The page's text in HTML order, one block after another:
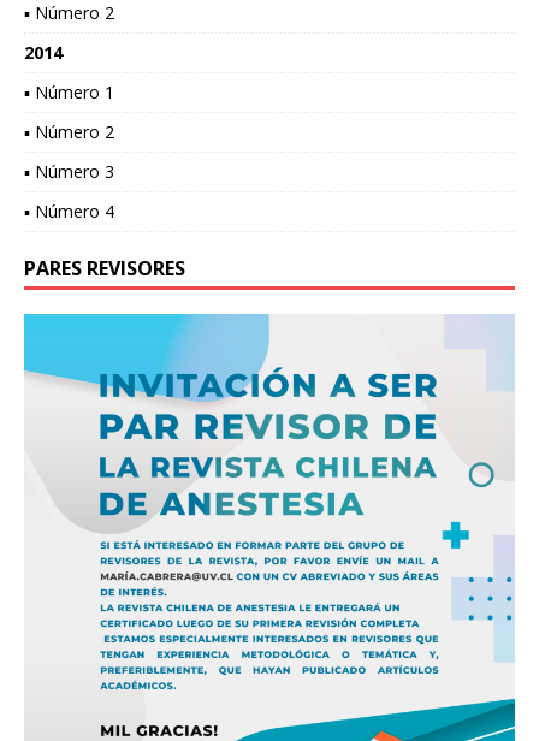
▪ Número 2
2014
▪ Número 1
▪ Número 2
▪ Número 3
▪ Número 4
PARES REVISORES